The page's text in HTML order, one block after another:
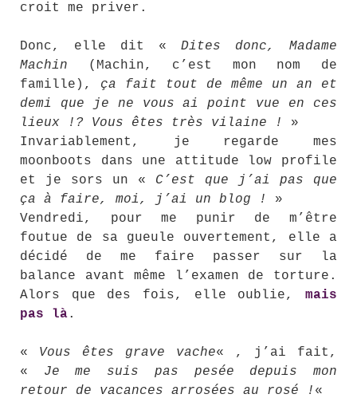
croit me priver.
Donc, elle dit « Dites donc, Madame
Machin (Machin, c’est mon nom de
famille), ça fait tout de même un an et
demi que je ne vous ai point vue en ces
lieux !? Vous êtes très vilaine !
»
Invariablement, je regarde mes
moonboots dans une attitude low profile
et je sors un « C’est que j’ai pas que
ça à faire, moi, j’ai un blog !
»
Vendredi, pour me punir de m’être
foutue de sa gueule ouvertement, elle a
décidé de me faire passer sur la
balance avant même l’examen de torture.
Alors que des fois, elle oublie, mais
pas là.
« Vous êtes grave vache« , j’ai fait,
« Je me suis pas pesée depuis mon
retour de vacances arrosées au rosé ! «